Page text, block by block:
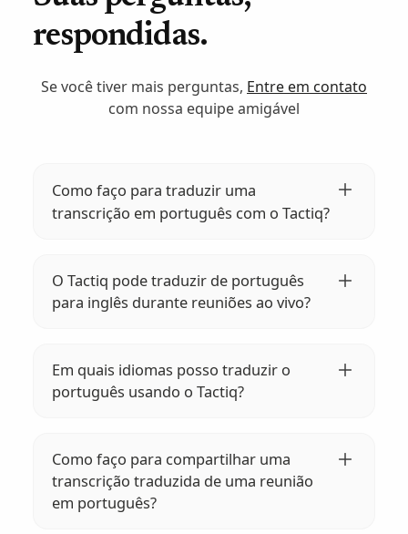
respondidas.
Se você tiver mais perguntas, Entre em contato
com nossa equipe amigável
Como faço para traduzir uma
transcrição em português com o Tactiq?
Tactiq. Abra-o e use a IA da Tactiq para
traduzi-lo instantaneamente para qualquer
um dos mais de 35 idiomas disponíveis.
O Tactiq pode traduzir de português
para inglês durante reuniões ao vivo?
inglês em tempo real durante suas
reuniões. Basta ativar a transcrição e
tradução ao vivo em seu widget Tactiq.
Em quais idiomas posso traduzir o
português usando o Tactiq?
para mais de 35 idiomas, incluindo
espanhol, francês, alemão e muitos mais.
Confira nossa lista completa para obter
detalhes.
Como faço para compartilhar uma
transcrição traduzida de uma reunião
em português?